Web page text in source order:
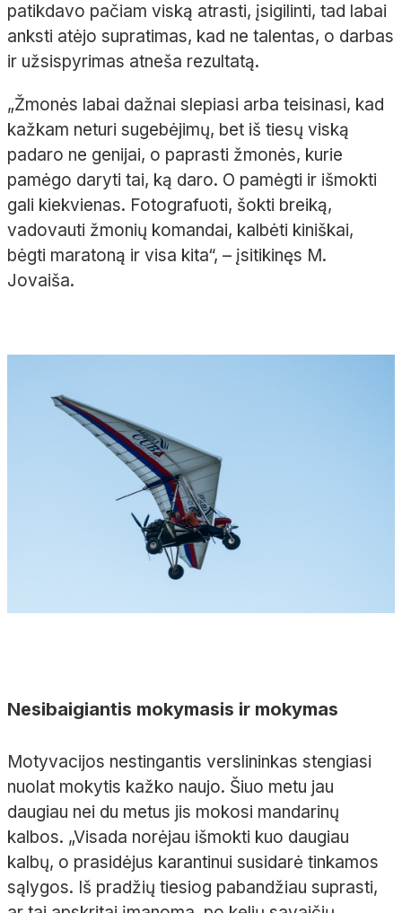
patikdavo pačiam viską atrasti, įsigilinti, tad labai
anksti atėjo supratimas, kad ne talentas, o darbas
ir užsispyrimas atneša rezultatą.
„Žmonės labai dažnai slepiasi arba teisinasi, kad
kažkam neturi sugebėjimų, bet iš tiesų viską
padaro ne genijai, o paprasti žmonės, kurie
pamėgo daryti tai, ką daro. O pamėgti ir išmokti
gali kiekvienas. Fotografuoti, šokti breiką,
vadovauti žmonių komandai, kalbėti kiniškai,
bėgti maratoną ir visa kita“, – įsitikinęs M.
Jovaiša.
Nesibaigiantis mokymasis ir mokymas
Motyvacijos nestingantis verslininkas stengiasi
nuolat mokytis kažko naujo. Šiuo metu jau
daugiau nei du metus jis mokosi mandarinų
kalbos. „Visada norėjau išmokti kuo daugiau
kalbų, o prasidėjus karantinui susidarė tinkamos
sąlygos. Iš pradžių tiesiog pabandžiau suprasti,